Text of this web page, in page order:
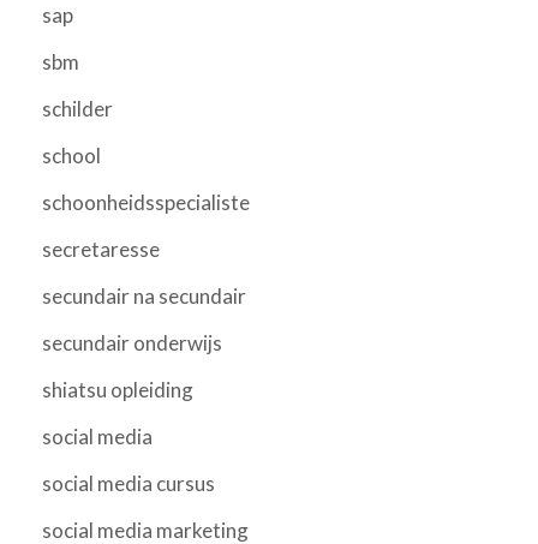
sap
sbm
schilder
school
schoonheidsspecialiste
secretaresse
secundair na secundair
secundair onderwijs
shiatsu opleiding
social media
social media cursus
social media marketing